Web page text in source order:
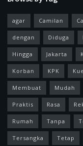
agar Camilan
dengan Diduga
Hingga Jakarta
Korban KPK Kue
Membuat Mudah
Praktis Rasa
Rumah Tanpa
Tersangka Tetap